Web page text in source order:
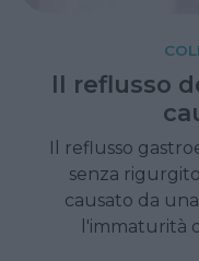
Il reflusso
Il reflusso
senza
causato da
l'immaturità